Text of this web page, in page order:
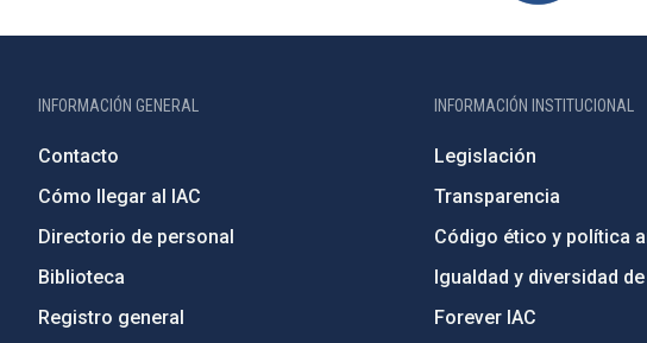
INFORMACIÓN GENERAL
Contacto
Cómo llegar al IAC
Directorio de personal
Biblioteca
Registro general
INFORMACIÓN INSTITUCIONAL
Legislación
Transparencia
Código ético y política
Igualdad y diversidad
Forever IAC